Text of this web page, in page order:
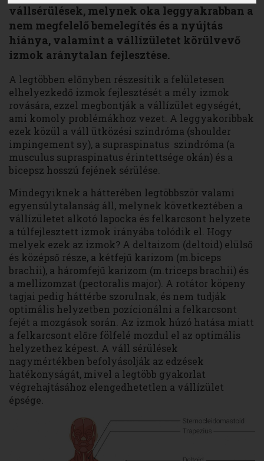
vállsérülések, melynek oka leggyakrabban a
nem megfelelő bemelegítés és a nyújtás
hiánya, valamint a vállízületet körülvevő
izmok aránytalan fejlesztése.
A legtöbben előnyben részesítik a felületesen
elhelyezkedő izmok fejlesztését a mély izmok
rovására, ezzel megbontják a vállízület egységét,
ami komoly problémákhoz vezet. A leggyakoribbak
ezek közül a váll ütközési szindróma (shoulder
impingement sy), a supraspinatus szindróma (a
musculus supraspinatus érintettsége okán) és a
bicepsz hosszú fejének sérülése.
Mindegyiknek a hátterében legtöbbször valami
egyensúlytalanság áll, melynek következtében a
vállízületet alkotó lapocka és felkarcsont helyzete
a túlfejlesztett izmok irányába tolódik el. Hogy
melyek ezek az izmok? A deltaizom (deltoid) elülső
és középső része, a kétfejű karizom (m.biceps
brachii), a háromfejű karizom (m.triceps brachii) és
a mellizomzat (pectoralis major). A rotátor köpeny
tagjai pedig háttérbe szorulnak, és nem tudják
optimális helyzetben pozícionálni a felkarcsont
fejét a mozgások során. Az izmok húzó hatása miatt
a felkarcsont előre fölfelé mozdul el az optimális
helyzethez képest. A váll sérülések
nagymértékben befolyásolják az edzések
hatékonyságát, mivel a legtöbb gyakorlat
végrehajtásához elengedhetetlen a vállízület
épsége.